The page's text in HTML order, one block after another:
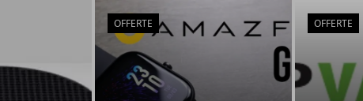
OFFERTE OFFERTE